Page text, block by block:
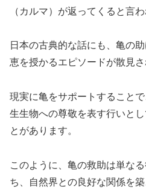
（カルマ）が返ってくると言わ
日本の古典的な話にも、亀の
恵を授かるエピソードが散見さ
現実に亀をサポートすること
生生物への尊敬を表す行いと
とがあります。
このように、亀の救助は単な
ち、自然界との良好な関係を